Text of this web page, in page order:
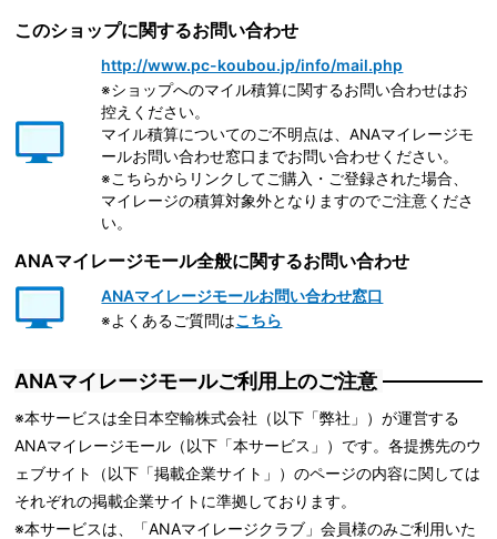
このショップに関するお問い合わせ
http://www.pc-koubou.jp/info/mail.php
※ショップへのマイル積算に関するお問い合わせはお
控えください。
マイル積算についてのご不明点は、ANAマイレージモ
ールお問い合わせ窓口までお問い合わせください。
※こちらからリンクしてご購入・ご登録された場合、
マイレージの積算対象外となりますのでご注意くださ
い。
ANAマイレージモール全般に関するお問い合わせ
ANAマイレージモールお問い合わせ窓口
※よくあるご質問はこちら
ANAマイレージモールご利用上のご注意
※本サービスは全日本空輸株式会社（以下「弊社」）が運営する
ANAマイレージモール（以下「本サービス」）です。各提携先のウ
ェブサイト（以下「掲載企業サイト」）のページの内容に関しては
それぞれの掲載企業サイトに準拠しております。
※本サービスは、「ANAマイレージクラブ」会員様のみご利用いた